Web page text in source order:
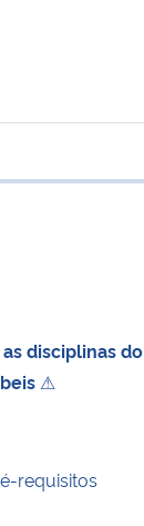
disciplinas do
⚠
requisitos